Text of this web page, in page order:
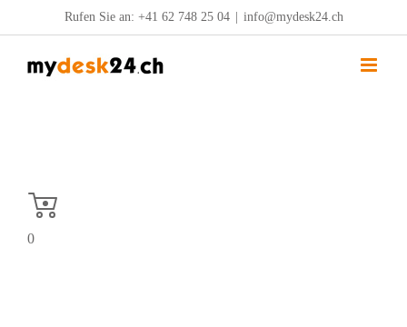
Inhalt
springen
Rufen Sie an: +41 62 748 25 04 info@mydesk24.ch
0